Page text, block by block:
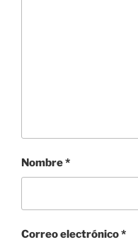
Nombre*
Correo electrónico*